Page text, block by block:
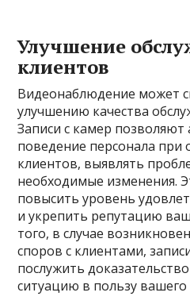
Улучшение
клиентов
Видеонаблюдение может
улучшению качества
Записи с камер позволяют
поведение персонала при
клиентов, выявлять
необходимые изменения.
повысить уровень
и укрепить репутацию
того, в случае
споров с клиентами,
послужить
ситуацию в пользу вашего